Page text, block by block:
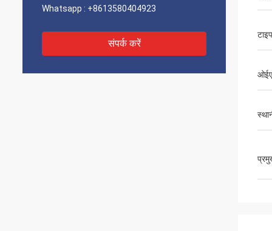
Whatsapp : +8613580404923
संपर्क करें
टाइप